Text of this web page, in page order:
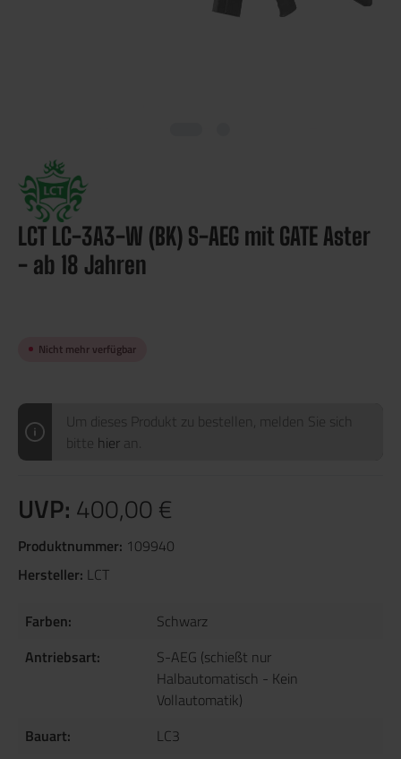
LCT LC-3A3-W (BK) S-AEG mit GATE Aster
- ab 18 Jahren
Nicht mehr verfügbar
Um dieses Produkt zu bestellen, melden Sie sich
bitte hier an.
UVP: 400,00 €
Produktnummer: 109940
Hersteller: LCT
Farben:
Schwarz
Antriebsart:
S-AEG (schießt nur
Halbautomatisch - Kein
Vollautomatik)
Bauart:
LC3